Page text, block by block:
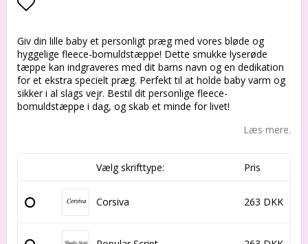
Add to list of favorites
Giv din lille baby et personligt præg med vores bløde og
hyggelige fleece-bomuldstæppe! Dette smukke lyserøde
tæppe kan indgraveres med dit barns navn og en dedikation
for et ekstra specielt præg. Perfekt til at holde baby varm og
sikker i al slags vejr. Bestil dit personlige fleece-
bomuldstæppe i dag, og skab et minde for livet!
Læs mere.
Vælg skrifttype: Pris
Corsiva 263 DKK